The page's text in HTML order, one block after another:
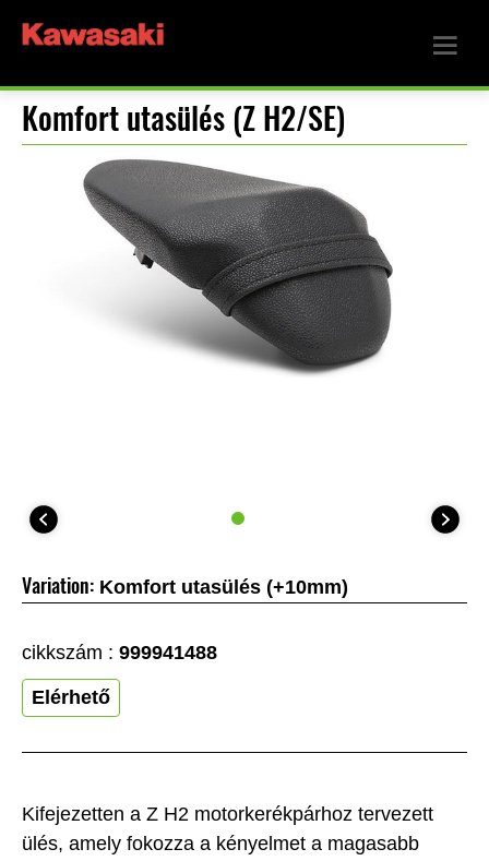
Komfort utasülés (Z H2/SE)
Kifejezetten a Z H2 motorkerékpárhoz tervezett
ülés, amely fokozza a kényelmet a magasabb
Variation: Komfort utasülés (+10mm)
cikkszám : 999941488
Elérhető